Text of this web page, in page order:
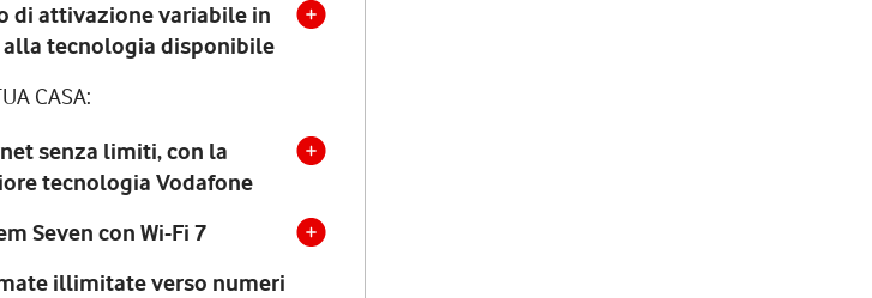
di attivazione variabile in
alla tecnologia disponibile
CASA:
senza limiti, con la
tecnologia Vodafone
Seven con Wi-Fi 7
illimitate verso numeri